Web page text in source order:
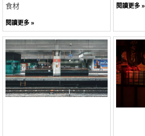
食材
閱讀更多 »
閱讀更多 »